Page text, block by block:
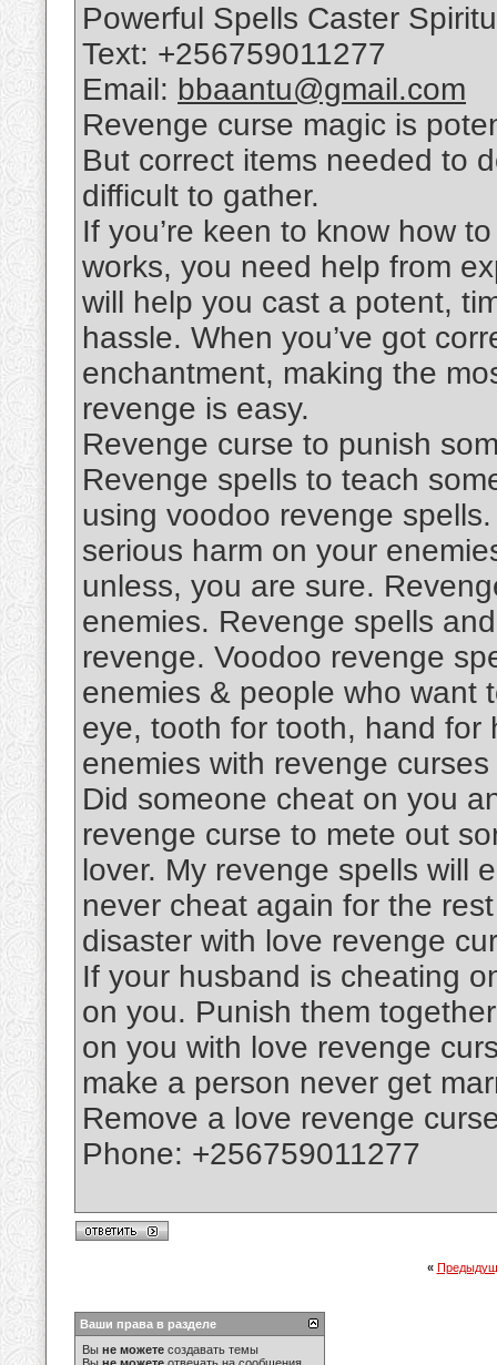
Powerful Spells Caster
Text: +256759011277
Email: bbaantu@gmail.com
Revenge curse magic is
But correct items needed to
difficult to gather.
If you’re keen to know how
works, you need help from
will help you cast a potent,
hassle. When you’ve got
enchantment, making the
revenge is easy.
Revenge curse to punish
Revenge spells to teach
using voodoo revenge
serious harm on your
unless, you are sure.
enemies. Revenge spells
revenge. Voodoo revenge
enemies & people who want
eye, tooth for tooth, hand
enemies with revenge curses
Did someone cheat on you
revenge curse to mete out
lover. My revenge spells will
never cheat again for the
disaster with love revenge
If your husband is cheating
on you. Punish them
on you with love revenge
make a person never get
Remove a love revenge
Phone: +256759011277
«
Ваши права в разделе
Вы не можете создавать темы